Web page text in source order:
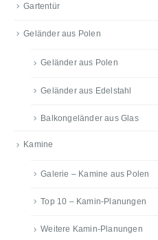
Gartentür
Geländer aus Polen
Geländer aus Polen
Geländer aus Edelstahl
Balkongeländer aus Glas
Kamine
Galerie – Kamine aus Polen
Top 10 – Kamin-Planungen
Weitere Kamin-Planungen